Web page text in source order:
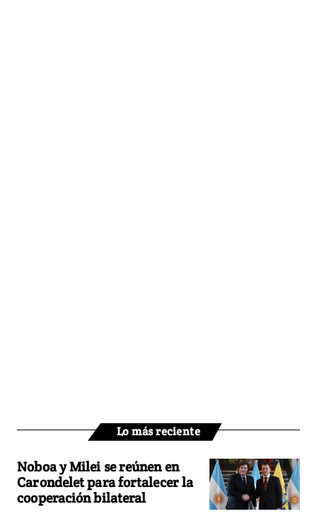
Lo más reciente
Noboa y Milei se reúnen en
Carondelet para fortalecer la
cooperación bilateral